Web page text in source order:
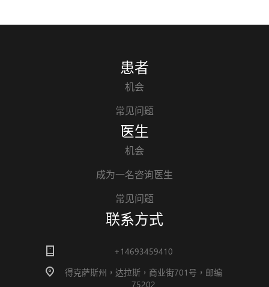
患者
机会
常见问题
医生
机会
成为一名咨询医生
常见问题
联系方式
+14693459410
得克萨斯州，达拉斯，商业街701号，邮编
75202